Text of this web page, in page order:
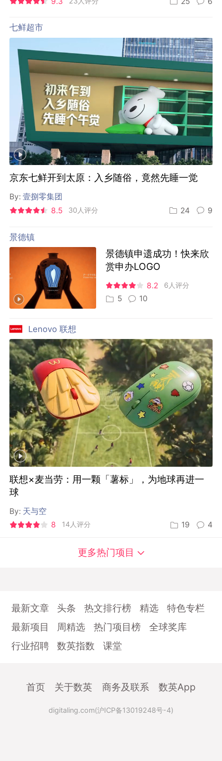
七鲜超市
京东七鲜开到太原：入乡随俗，竟然先睡一觉
By:壹捌零集团
8.5
30人评分 24 9
景德镇
景德镇申遗成功！快来欣
赏申办LOGO
8.2 6人评分
5 10
Lenovo 联想
联想×麦当劳：用一颗「薯标」，为地球再进一
球
By: 天与空
8
14人评分 19 4
更多热门项目
最新文章 头条 热文排行榜 精选
特色专栏
最新项目
周精选 热门项目榜
全球奖库
行业招聘
数英指数 课堂
首页 关于数英 商务及联系 数英App
digitaling.com(沪ICP备13019248号-4)